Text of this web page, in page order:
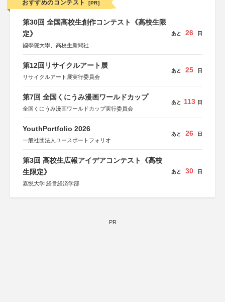
おすすめのコンテスト [PR]
第30回 全国高校生創作コンテスト《高校生限
定》
國學院大學、高校生新聞社
あと 26 日
第12回リサイクルアート展
リサイクルアート展実行委員会
あと 25 日
第7回 全国くにうみ漫画ワールドカップ
全国くにうみ漫画ワールドカップ実行委員会
あと 113 日
YouthPortfolio 2026
一般社団法人ユースポートフォリオ
あと 26 日
第3回 高校生広報アイデアコンテスト《高校
生限定》
嘉悦大学 経営経済学部
あと 30 日
PR